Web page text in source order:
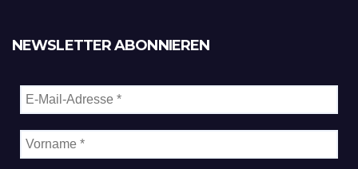
NEWSLETTER ABONNIEREN